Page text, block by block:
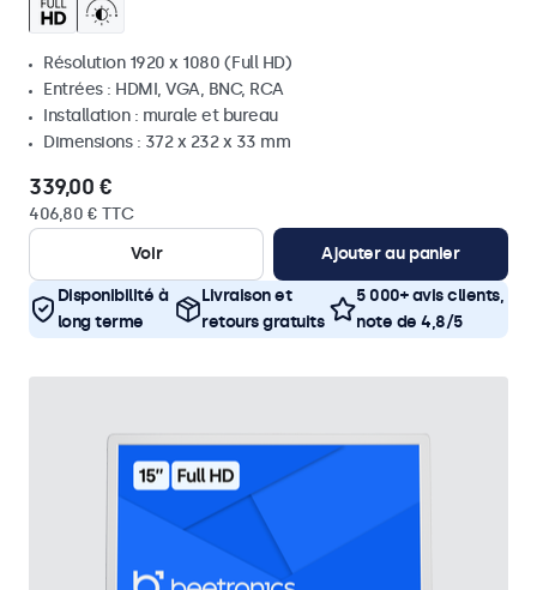
Résolution 1920 x 1080 (Full HD)
Entrées : HDMI, VGA, BNC, RCA
Installation : murale et bureau
Dimensions : 372 x 232 x 33 mm
339,00 €
406,80 € TTC
Voir
Ajouter au panier
Disponibilité à
long terme
Livraison et
retours gratuits
5 000+ avis clients,
note de 4,8/5